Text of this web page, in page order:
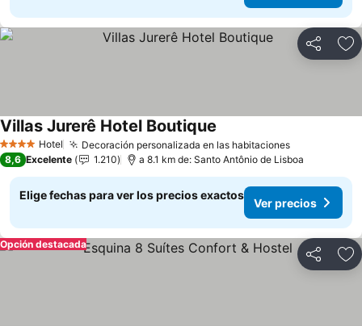
Compartir
4 EstrellasHotel Decoración personalizada en las habitacionesVer precios
Villas Jurerê Hotel Boutique
8,6 Excelente 1.210 a 8.1 km de: Santo Antônio de Lisboa
Elige fechas para ver los precios exactos
Ver precios
Compartir
Opción destacada